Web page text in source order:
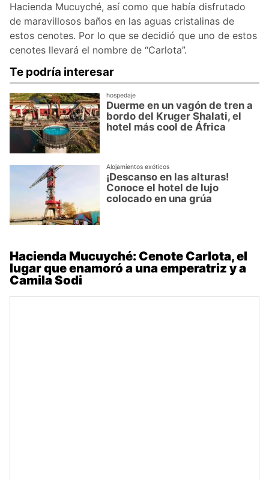
Hacienda Mucuyché, así como que había disfrutado
de maravillosos baños en las aguas cristalinas de
estos cenotes. Por lo que se decidió que uno de estos
cenotes llevará el nombre de “Carlota”.
Te podría interesar
hospedaje
Duerme en un vagón de tren a
bordo del Kruger Shalati, el
hotel más cool de África
Alojamientos exóticos
¡Descanso en las alturas!
Conoce el hotel de lujo
colocado en una grúa
Hacienda Mucuyché: Cenote Carlota, el
lugar que enamoró a una emperatriz y a
Camila Sodi